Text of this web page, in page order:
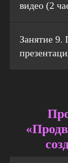
видео (2
Занятие 9.